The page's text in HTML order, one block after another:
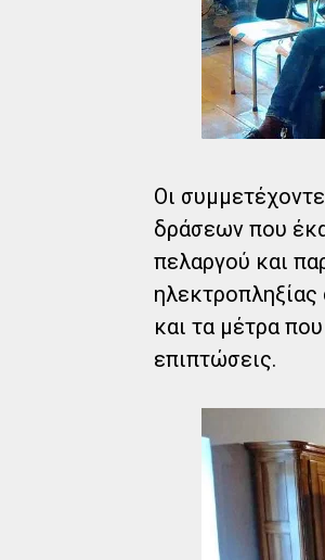
Οι
δράσεων που
πελαργού και
και τα μέτρα
επιπτώσεις.